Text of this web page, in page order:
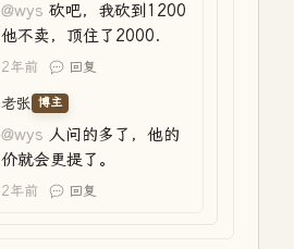
@wys 砍吧，我砍到1200
他不卖，顶住了2000.
2年前 回复
老张 博主
@wys 人问的多了，他的
价就会更提了。
2年前 回复